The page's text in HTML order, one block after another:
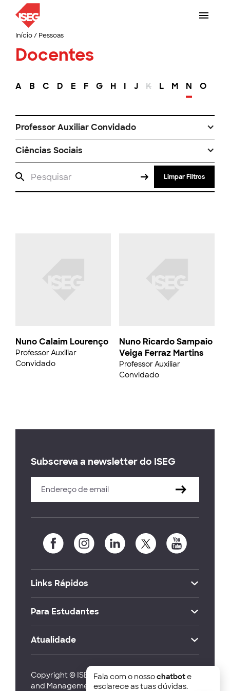
Início/ Pessoas
Docentes
A B C D E F G H I J K L M N O
Professor Auxiliar Convidado
Ciências Sociais
Limpar Filtros
Nuno Calaim Lourenço
Professor Auxiliar
Convidado
Nuno Ricardo Sampaio
Veiga Ferraz Martins
Professor Auxiliar
Convidado
Subscreva a newsletter do ISEG
Links Rápidos
Para Estudantes
Atualidade
Copyright © ISEG Lisbon School of Economics
and Management 2026
Fala com o nossochatbote
esclarece as tuas dúvidas.